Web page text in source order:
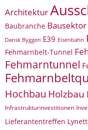
Architektur
Baubranche Bausektor
Dansk Byggeri E39 Eisenbahn
Fehmarnbelt-Tunnel
Fehmarntunnel
Hochbau Holzbau
Infrastrukturinvestitionen
Lieferantentreffen